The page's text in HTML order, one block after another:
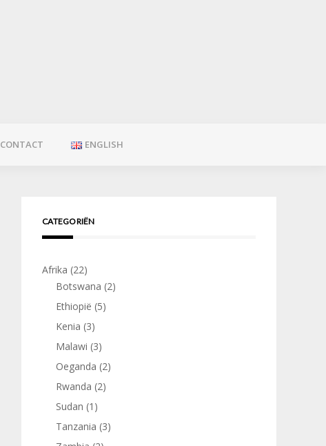
CONTACT ENGLISH
CATEGORIËN
Afrika (22)
Botswana (2)
Ethiopië (5)
Kenia (3)
Malawi (3)
Oeganda (2)
Rwanda (2)
Sudan (1)
Tanzania (3)